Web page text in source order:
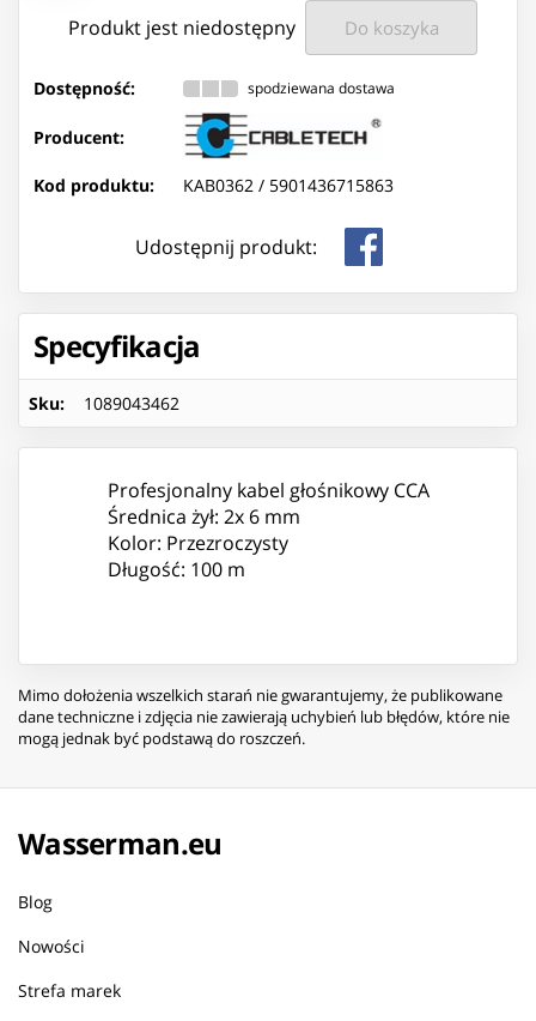
Produkt jest niedostępny Do koszyka
Dostępność: spodziewana dostawa
Producent:
Kod produktu: KAB0362 / 5901436715863
Udostępnij produkt:
Specyfikacja
Sku: 1089043462
Profesjonalny kabel głośnikowy CCA
Średnica żył: 2x 6 mm
Kolor: Przezroczysty
Długość: 100 m
Mimo dołożenia wszelkich starań nie gwarantujemy, że publikowane
dane techniczne i zdjęcia nie zawierają uchybień lub błędów, które nie
mogą jednak być podstawą do roszczeń.
Wasserman.eu
Blog
Nowości
Strefa marek